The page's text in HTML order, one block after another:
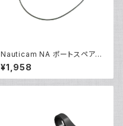
Nauticam NA ポートスペアO
リング90143 [20869]
¥1,958